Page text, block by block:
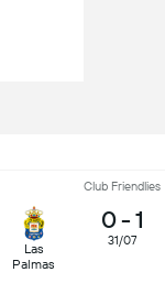
Club Friendlies
Las
Palmas
0- 1
31/07